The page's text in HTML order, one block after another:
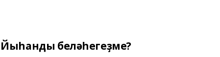
Йыһанды беләһегеҙме?